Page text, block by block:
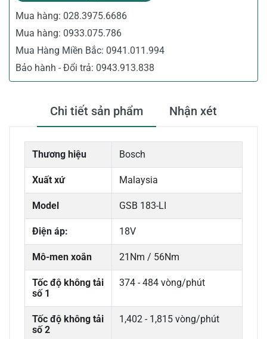
Mua hàng: 028.3975.6686
Mua hàng: 0933.075.786
Mua Hàng Miền Bắc: 0941.011.994
Bảo hành - Đổi trả: 0943.913.838
Chi tiết sản phẩm Nhận xét
Thương hiệu Bosch
Xuất xứ Malaysia
Model GSB 183-LI
Điện áp: 18V
Mô-men xoắn 21Nm / 56Nm
Tốc độ không tải
số 1
374 - 484 vòng/phút
Tốc độ không tải
số 2
1,402 - 1,815 vòng/phút